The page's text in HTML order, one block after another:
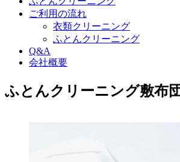
ご利用の流れ
衣類クリーニング
ふとんクリーニング
Q&A
会社概要
ふとんクリーニング敷布